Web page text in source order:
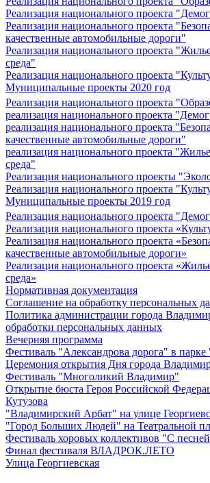
Реализация национального проекта
Реализация национального проекта
качественные автомобильные дороги"
Реализация национального проекта
среда"
Реализация национального проекта
Муниципальные проекты 2020 год
Реализация национального проекта
реализация национального проекта
реализация национального проекта
качественные автомобильные дороги"
реализация национального проекта
среда"
Реализация национального проекты
Реализация национального проекта
Муниципальные проекты 2019 год
Реализация национального проекта
Реализация национального проекта
Реализация национального проекта
качественные автомобильные дороги»
Реализация национального проекта
среда»
Нормативная документация
Соглашение на обработку персональных
Политика администрации города
обработки персональных данных
Вечерняя программа
Фестиваль "Александрова дорога" в
Церемония открытия Дня города
Фестиваль "Многоликий Владимир"
Открытие бюста Героя Российской
Кутузова
"Владимирский Арбат" на улице
"Город Больших Людей" на Театральной
Фестиваль хоровых коллективов "С
Финал фестиваля ВЛАДРОК.ЛЕТО
Улица Георгиевская